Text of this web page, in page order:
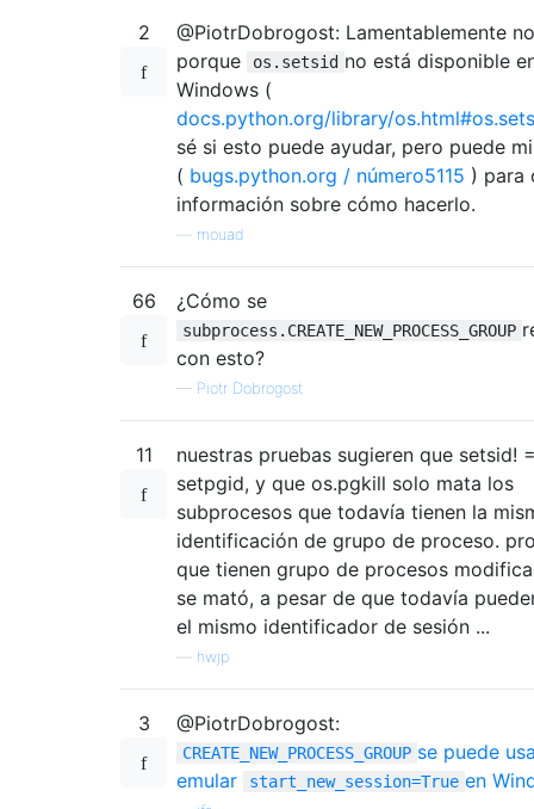
2
@PiotrDobrogost: Lamentablemente
porque
os.setsid no está disponible
Windows (
docs.python.org/library/
sé si esto puede ayudar, pero puede
( bugs.python.org / número5115 ) para
información sobre cómo hacerlo.
mouad
66 ¿Cómo se
subprocess.CREATE_NEW_PROCESS_GROUP
con esto?
— Piotr Dobrogost
11
nuestras pruebas sugieren que setsid!
setpgid, y que os.pgkill solo mata los
subprocesos que todavía tienen la
identificación de grupo de proceso.
que tienen grupo de procesos
se mató, a pesar de que todavía
el mismo identificador de sesión ...
hwjp
3 @PiotrDobrogost:
CREATE_NEW_PROCESS_GROUP se puede
emular
start_new_session=True en